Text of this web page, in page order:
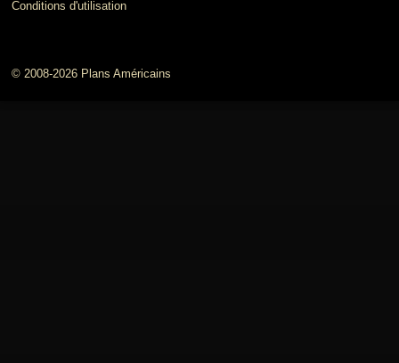
Conditions d'utilisation
© 2008-2026 Plans Américains